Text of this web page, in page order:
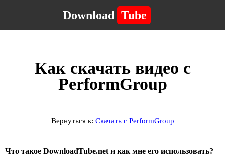
Download Tube
Как скачать видео с
PerformGroup
Вернуться к: Скачать с PerformGroup
Что такое DownloadTube.net и как мне его использовать?